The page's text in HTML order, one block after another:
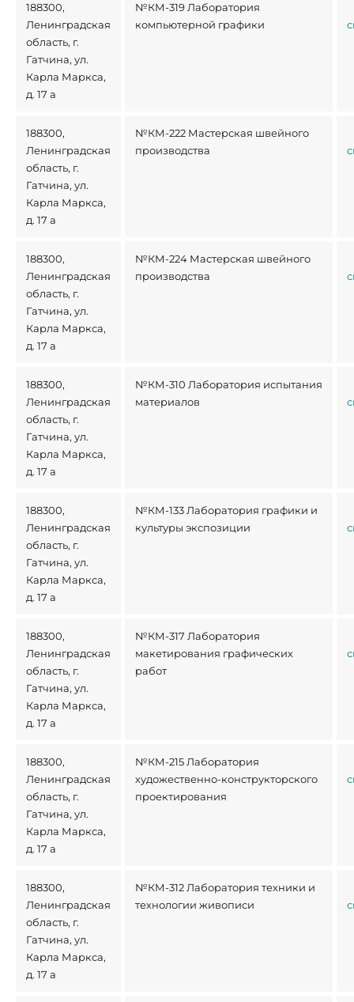
188300,
Ленинградская
область, г.
Гатчина, ул.
Карла Маркса,
д. 17 а
№КМ-319 Лаборатория
компьютерной графики
188300,
Ленинградская
область, г.
Гатчина, ул.
Карла Маркса,
д. 17 а
№КМ-222 Мастерская швейного
производства
188300,
Ленинградская
область, г.
Гатчина, ул.
Карла Маркса,
д. 17 а
№КМ-224 Мастерская швейного
производства
188300,
Ленинградская
область, г.
Гатчина, ул.
Карла Маркса,
д. 17 а
№КМ-310 Лаборатория испытания
материалов
188300,
Ленинградская
область, г.
Гатчина, ул.
Карла Маркса,
д. 17 а
№КМ-133 Лаборатория графики и
культуры экспозиции
188300,
Ленинградская
область, г.
Гатчина, ул.
Карла Маркса,
д. 17 а
№КМ-317 Лаборатория
макетирования графических
работ
188300,
Ленинградская
область, г.
Гатчина, ул.
Карла Маркса,
д. 17 а
№КМ-215 Лаборатория
художественно-конструкторского
проектирования
188300,
Ленинградская
область, г.
Гатчина, ул.
Карла Маркса,
д. 17 а
№КМ-312 Лаборатория техники и
технологии живописи